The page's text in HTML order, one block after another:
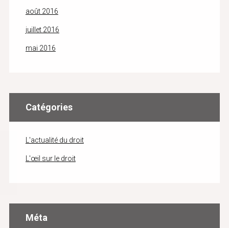
août 2016
juillet 2016
mai 2016
Catégories
L'actualité du droit
L'œil sur le droit
Méta